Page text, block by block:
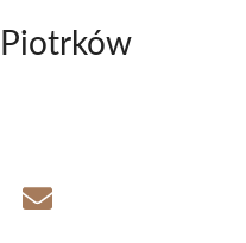
Share Share